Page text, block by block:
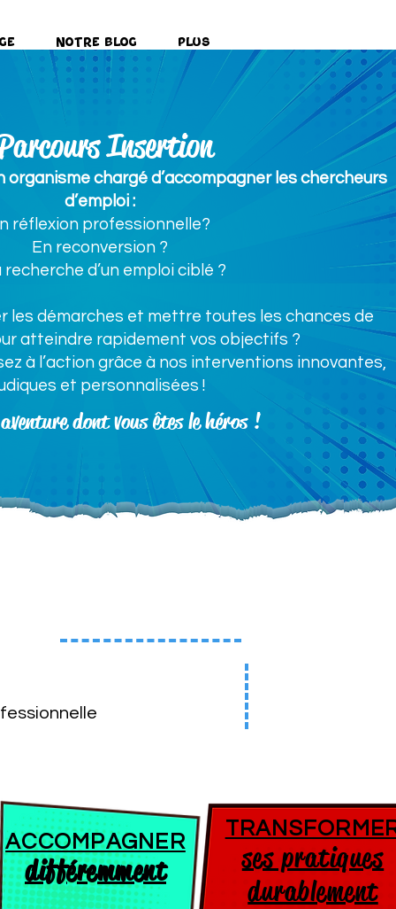
Notre Blog Plus
Insertion
organisme chargé d’accompagner les chercheurs
d’emploi :
réflexion professionnelle?
En reconversion ?
recherche d’un emploi ciblé ?
les démarches et mettre toutes les chances de
atteindre rapidement vos objectifs ?
à l’action grâce à nos interventions innovantes,
et personnalisées !
dont vous êtes le héros !
ses pratiques
durablement
ACCOMPAGNER
différemment